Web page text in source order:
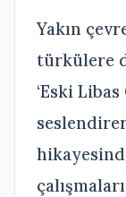
Yakın
türkülere
‘Eski Libas